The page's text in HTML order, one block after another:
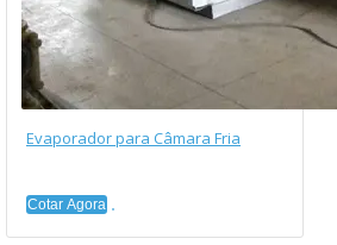
Evaporador para Câmara Fria
Cotar Agora